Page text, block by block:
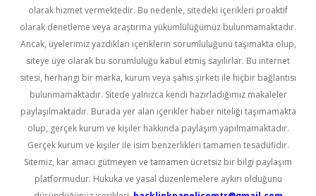
olarak hizmet vermektedir. Bu nedenle, sitedeki içerikleri proaktif
olarak denetleme veya araştırma yükümlülüğümüz bulunmamaktadır.
Ancak, üyelerimiz yazdıkları içeriklerin sorumluluğunu taşımakta olup,
siteye üye olarak bu sorumluluğu kabul etmiş sayılırlar. Bu internet
sitesi, herhangi bir marka, kurum veya şahıs şirketi ile hiçbir bağlantısı
bulunmamaktadır. Sitede yalnızca kendi hazırladığımız makaleler
paylaşılmaktadır. Burada yer alan içerikler haber niteliği taşımamakta
olup, gerçek kurum ve kişiler hakkında paylaşım yapılmamaktadır.
Gerçek kurum ve kişiler ile isim benzerlikleri tamamen tesadüfidir.
Sitemiz, kar amacı gütmeyen ve tamamen ücretsiz bir bilgi paylaşım
platformudur. Hukuka ve yasal düzenlemelere aykırı olduğunu